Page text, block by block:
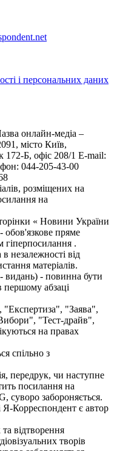
і персональних даних
онлайн-медіа –
місто Київ,
Б, офіс 208/1 E-mail:
044-205-43-00
розміщених на
на
« Новини України
обов'язкове пряме
гіперпосилання .
незалежності від
матеріалів.
видань) - повинна бути
першому абзаці
"Заява",
"Тест-драйв",
на правах
спільно з
передрук, чи наступне
посилання на
суворо забороняється.
Я-Корреспондент є автор
відтворення
творів